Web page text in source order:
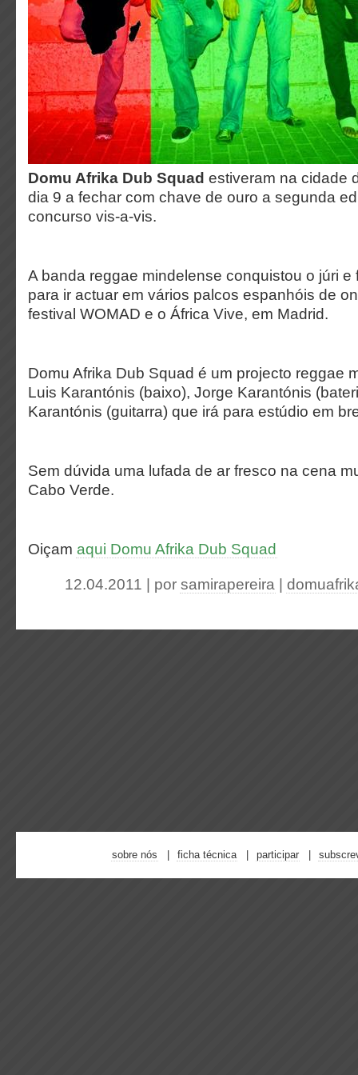
Domu Afrika Dub Squad estiveram na cidade
dia 9 a fechar com chave de ouro a segunda
concurso vis-a-vis.
A banda reggae mindelense conquistou o júri e
para ir actuar em vários palcos espanhóis de
festival WOMAD e o África Vive, em Madrid.
Domu Afrika Dub Squad é um projecto reggae
Luis Karantónis (baixo), Jorge Karantónis
Karantónis (guitarra) que irá para estúdio em
Sem dúvida uma lufada de ar fresco na cena
Cabo Verde.
Oiçam aqui Domu Afrika Dub Squad
12.04.2011 | por samirapereira
sobre nós ficha técnica participar